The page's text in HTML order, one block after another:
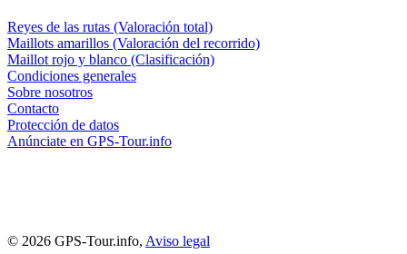
Reyes de las rutas (Valoración total)
Maillots amarillos (Valoración del recorrido)
Maillot rojo y blanco (Clasificación)
Condiciones generales
Sobre nosotros
Contacto
Protección de datos
Anúnciate en GPS-Tour.info
© 2026 GPS-Tour.info, Aviso legal